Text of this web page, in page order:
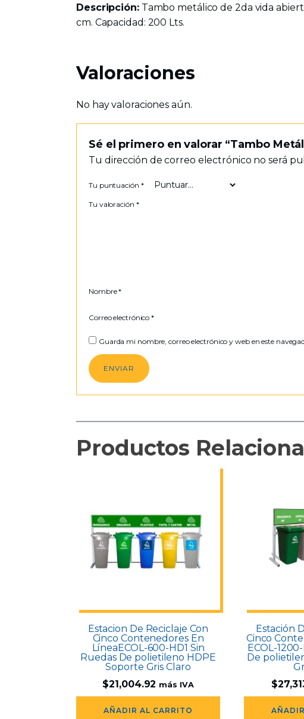
Descripción:Tambo metálico de 2da vida
cm. Capacidad: 200 Lts.
Valoraciones
No hay valoraciones aún.
Sé el primero en valorar “Tambo
Tu dirección de correo electrónico no será
Tu puntuación *
Tu valoración *
Nombre*
Correo electrónico*
Guarda mi nombre, correo electrónico y web en este
Productos
Estacion De Reciclaje Con
Cinco Contenedores En
LíneaECOL-600-HD1 Sin
Ruedas De polietileno HDPE
Soporte Gris Claro
$21,004.92 más IVA
AÑADIR AL CARRITO
Estación
Cinco
ECOL-
De
$